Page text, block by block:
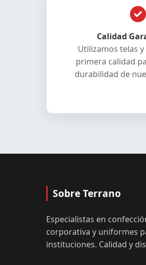
Calidad
Utilizamos telas
primera calidad
durabilidad de
Sobre Terrano
Especialistas en
corporativa y uniformes
instituciones. Calidad y